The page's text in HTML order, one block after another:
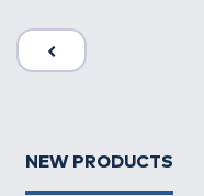
NEW PRODUCTS